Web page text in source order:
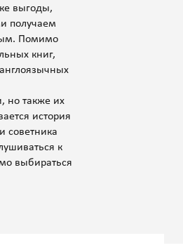
выгоды,
получаем
Помимо
книг,
но также их
история
советника
к
выбираться